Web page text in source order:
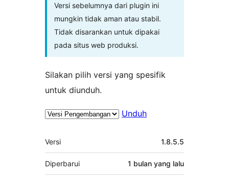
Versi sebelumnya dari plugin ini
mungkin tidak aman atau stabil.
Tidak disarankan untuk dipakai
pada situs web produksi.
Silakan pilih versi yang spesifik
untuk diunduh.
Unduh
Meta
Versi 1.8.5.5
Diperbarui 1 bulan yang lalu